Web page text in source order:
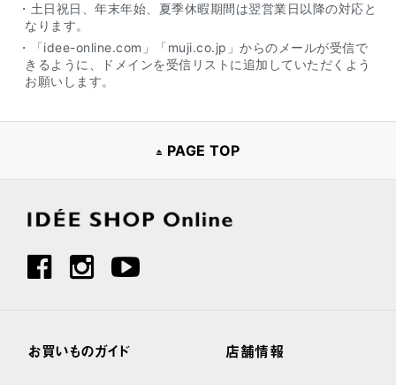
・土日祝日、年末年始、夏季休暇期間は翌営業日以降の対応と
なります。
・「idee-online.com」「muji.co.jp」からのメールが受信で
きるように、ドメインを受信リストに追加していただくよう
お願いします。
PAGE TOP
お買いものガイド 店舗情報